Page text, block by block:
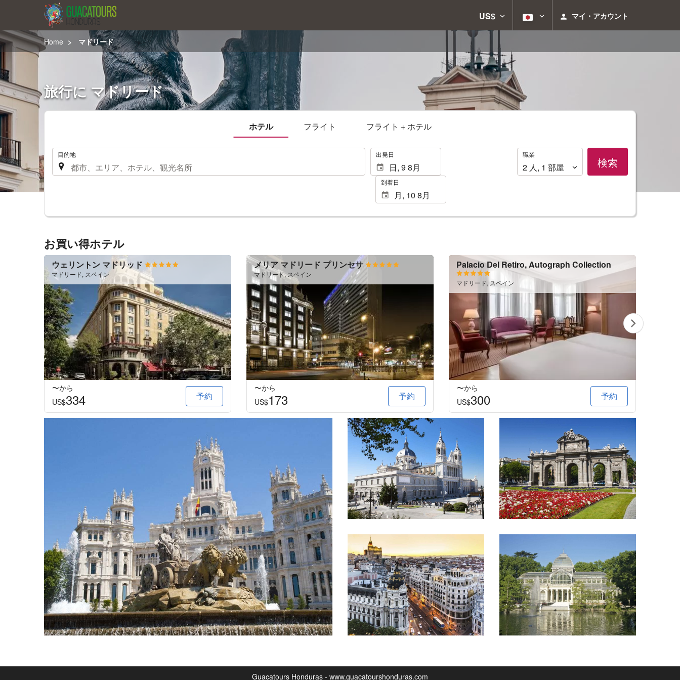
US$ マイ・アカウント
Home マドリード
旅行に マドリード
ホテル フライト フライト + ホテル
. 目的地 . 出発日
到着日
職
業
職業
2 人 , 1 部屋 検索
お買い得ホテル
ウェリントン マドリッド
マドリード, スペイン
〜から
US$334 予約
メリア マドリード プリンセサ
マドリード, スペイン
〜から
US$173 予約
Palacio Del Retiro, Autograph Collection
マドリード, スペイン
〜から
US$300 予約
Guacatours Honduras - www.guacatourshonduras.com